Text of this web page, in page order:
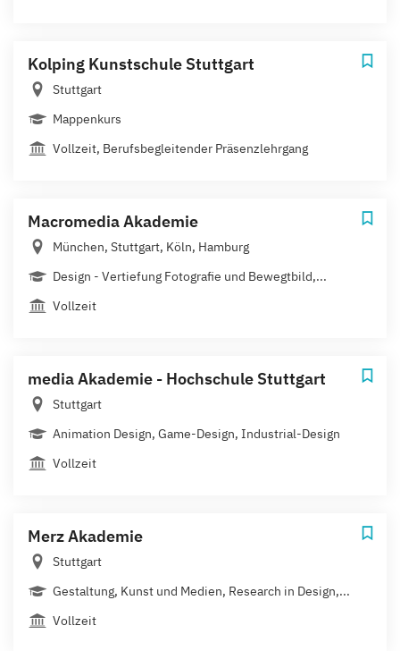
Kolping Kunstschule Stuttgart
Stuttgart
Mappenkurs
Vollzeit, Berufsbegleitender Präsenzlehrgang
Macromedia Akademie
München, Stuttgart, Köln, Hamburg
Design - Vertiefung Fotografie und Bewegtbild,...
Vollzeit
media Akademie - Hochschule Stuttgart
Stuttgart
Animation Design, Game-Design, Industrial-Design
Vollzeit
Merz Akademie
Stuttgart
Gestaltung, Kunst und Medien, Research in Design,...
Vollzeit